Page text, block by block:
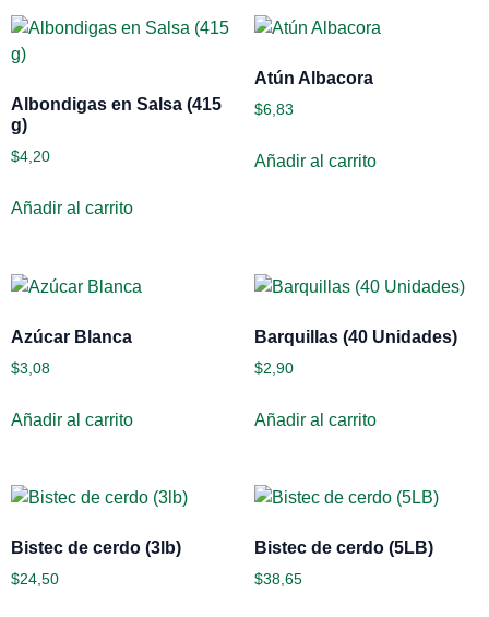
Albondigas en Salsa (415
g)
$4,20
Añadir al carrito
Atún Albacora
$6,83
Añadir al carrito
Azúcar Blanca
$3,08
Añadir al carrito
Barquillas (40 Unidades)
$2,90
Añadir al carrito
Bistec de cerdo (3lb)
$24,50
Bistec de cerdo (5LB)
$38,65